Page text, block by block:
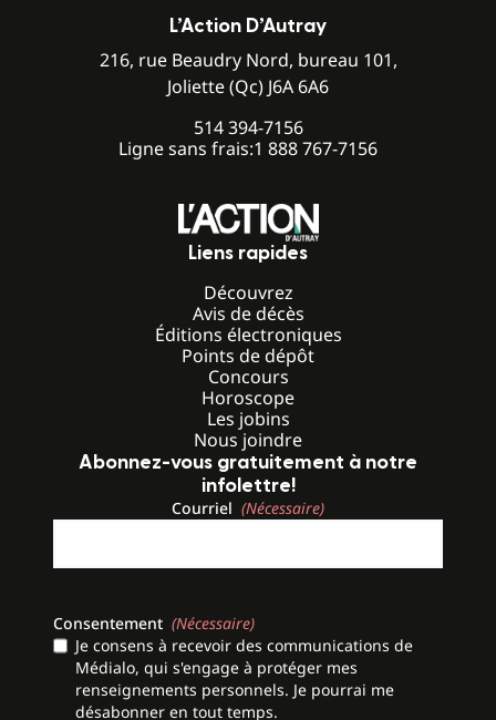
L’Action D’Autray
216, rue Beaudry Nord, bureau 101,
Joliette (Qc) J6A 6A6
514 394-7156
Ligne sans frais:1 888 767-7156
Liens rapides
Découvrez
Avis de décès
Éditions électroniques
Points de dépôt
Concours
Horoscope
Les jobins
Nous joindre
Abonnez-vous gratuitement à notre
infolettre!
Courriel (Nécessaire)
Consentement (Nécessaire)
Je consens à recevoir des communications de
Médialo, qui s'engage à protéger mes
renseignements personnels. Je pourrai me
désabonner en tout temps.